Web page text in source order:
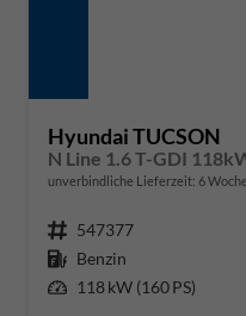
Hyundai TUCSON
N Line 1.6 T-GDI
unverbindliche Lieferzeit: 6
Fahrzeugnr. 547377
Kraftstoff Benzin
Leistung 118 kW (160 PS)